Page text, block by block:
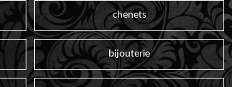
chenets
bijouterie